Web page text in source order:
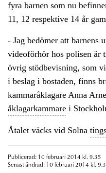
fyra barnen som nu
11, 12 respektive 14 år
- Jag bedömer att barnens
videoförhör hos polisen är
övrig stödbevisning, som
i beslag i bostaden, finns
kammaråklagare Anna
åklagarkammare i
Åtalet väcks vid Solna
Publicerad: 10 februari 2014 kl. 9.35
Senast ändrad: 10 februari 2014 kl.